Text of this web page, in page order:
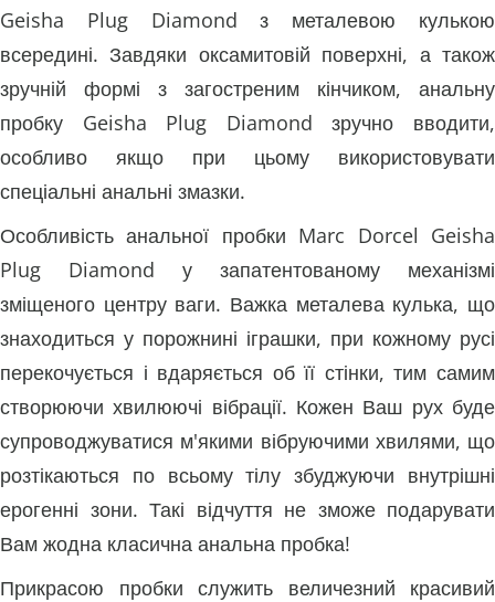
Geisha Plug Diamond з металевою кулькою
всередині. Завдяки оксамитовій поверхні, а також
зручній формі з загостреним кінчиком, анальну
пробку Geisha Plug Diamond зручно вводити,
особливо якщо при цьому використовувати
спеціальні анальні змазки.
Особливість анальної пробки Marc Dorcel Geisha
Plug Diamond у запатентованому механізмі
зміщеного центру ваги. Важка металева кулька, що
знаходиться у порожнині іграшки, при кожному русі
перекочується і вдаряється об її стінки, тим самим
створюючи хвилюючі вібрації. Кожен Ваш рух буде
супроводжуватися м'якими вібруючими хвилями, що
розтікаються по всьому тілу збуджуючи внутрішні
ерогенні зони. Такі відчуття не зможе подарувати
Вам жодна класична анальна пробка!
Прикрасою пробки служить величезний красивий